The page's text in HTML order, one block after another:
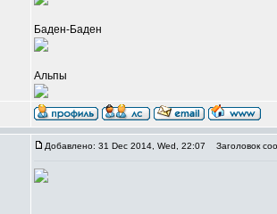
Баден-Баден
Альпы
Добавлено: 31 Dec 2014, Wed, 22:07 Заголовок